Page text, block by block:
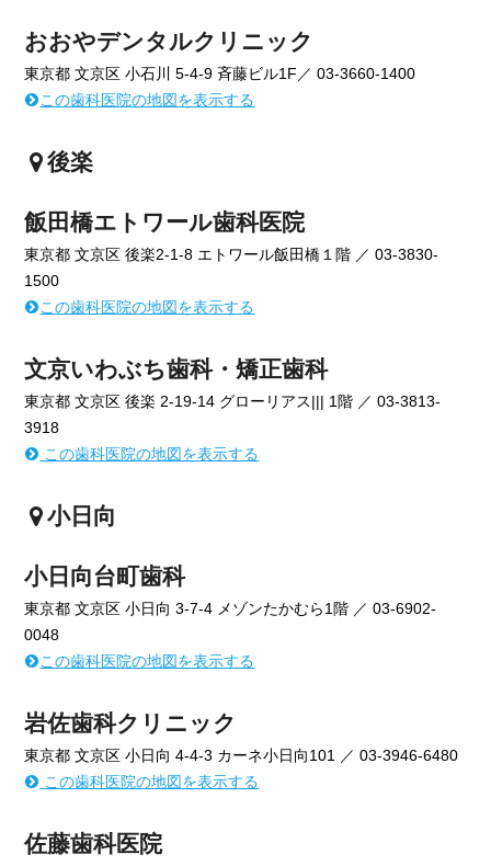
おおやデンタルクリニック
東京都 文京区 小石川 5-4-9 斉藤ビル1F／ 03-3660-1400
この歯科医院の地図を表示する
後楽
飯田橋エトワール歯科医院
東京都 文京区 後楽2-1-8 エトワール飯田橋１階 ／ 03-3830-
1500
この歯科医院の地図を表示する
文京いわぶち歯科・矯正歯科
東京都 文京区 後楽 2-19-14 グローリアス||| 1階 ／ 03-3813-
3918
この歯科医院の地図を表示する
小日向
小日向台町歯科
東京都 文京区 小日向 3-7-4 メゾンたかむら1階 ／ 03-6902-
0048
この歯科医院の地図を表示する
岩佐歯科クリニック
東京都 文京区 小日向 4-4-3 カーネ小日向101 ／ 03-3946-6480
この歯科医院の地図を表示する
佐藤歯科医院